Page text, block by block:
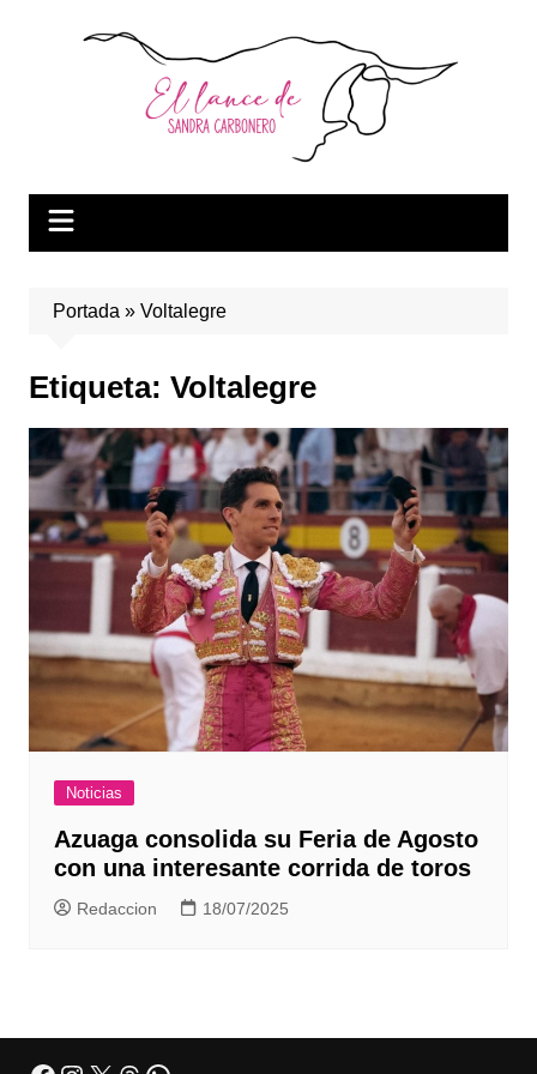
Portada » Voltalegre
Etiqueta: Voltalegre
Noticias
Azuaga consolida su Feria de Agosto
con una interesante corrida de toros
Redaccion 18/07/2025